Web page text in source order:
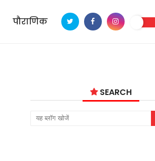
पौराणिक
SEARCH